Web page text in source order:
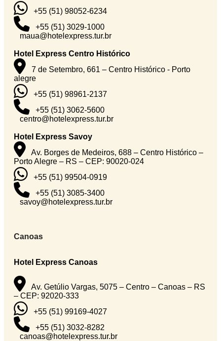
+55 (51) 98052-6234
+55 (51) 3029-1000
maua@hotelexpress.tur.br
Hotel Express Centro Histórico
7 de Setembro, 661 – Centro Histórico - Porto
alegre
+55 (51) 98961-2137
+55 (51) 3062-5600
centro@hotelexpress.tur.br
Hotel Express Savoy
Av. Borges de Medeiros, 688 – Centro Histórico –
Porto Alegre – RS – CEP: 90020-024
+55 (51) 99504-0919
+55 (51) 3085-3400
savoy@hotelexpress.tur.br
Canoas
Hotel Express Canoas
Av. Getúlio Vargas, 5075 – Centro – Canoas – RS
– CEP: 92020-333
+55 (51) 99169-4027
+55 (51) 3032-8282
canoas@hotelexpress.tur.br